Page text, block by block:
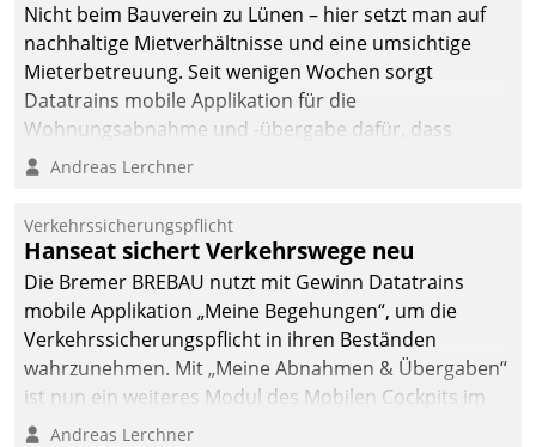
Nicht beim Bauverein zu Lünen – hier setzt man auf
nachhaltige Mietverhältnisse und eine umsichtige
Mieterbetreuung. Seit wenigen Wochen sorgt
Datatrains mobile Applikation für die
Wohnungsabnahme und -übergabe dafür, dass
Mieter wohlgeordnet kommen und, so es sein muss,
Andreas Lerchner
Verkehrssicherungspflicht
Hanseat sichert Verkehrswege neu
Die Bremer BREBAU nutzt mit Gewinn Datatrains
mobile Applikation „Meine Begehungen“, um die
Verkehrssicherungspflicht in ihren Beständen
wahrzunehmen. Mit „Meine Abnahmen & Übergaben“
ist nun ein weiteres Modul des Mobilen Cockpits im
Einsatz.
Andreas Lerchner